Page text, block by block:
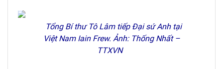
Tổng Bí thư Tô Lâm tiếp Đại sứ Anh tại
Việt Nam Iain Frew. Ảnh: Thống Nhất –
TTXVN